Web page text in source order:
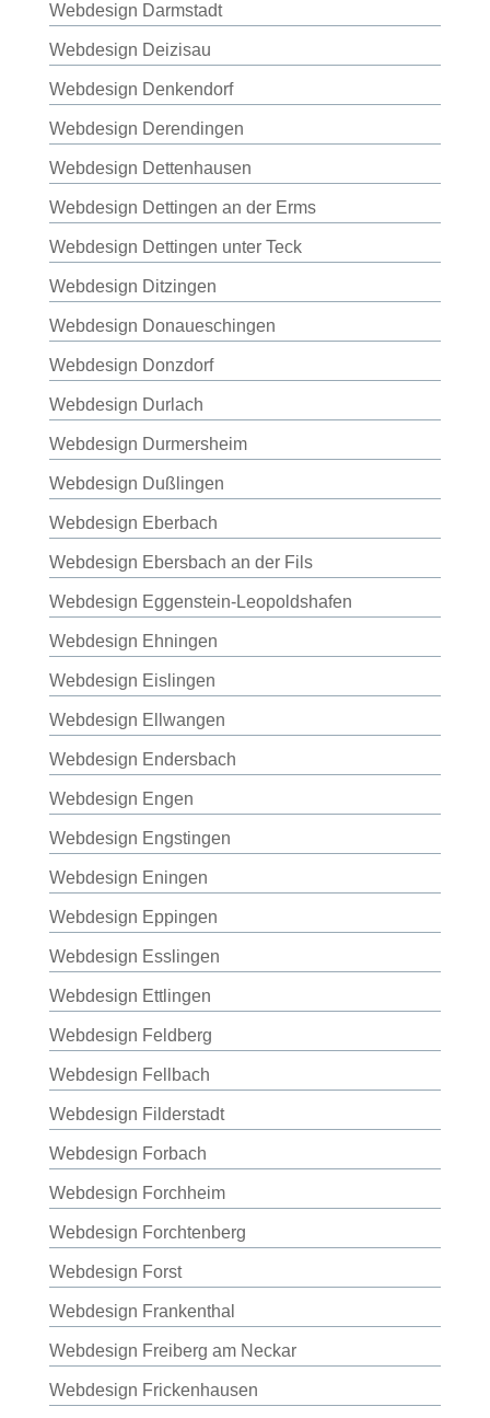
Webdesign Darmstadt
Webdesign Deizisau
Webdesign Denkendorf
Webdesign Derendingen
Webdesign Dettenhausen
Webdesign Dettingen an der Erms
Webdesign Dettingen unter Teck
Webdesign Ditzingen
Webdesign Donaueschingen
Webdesign Donzdorf
Webdesign Durlach
Webdesign Durmersheim
Webdesign Dußlingen
Webdesign Eberbach
Webdesign Ebersbach an der Fils
Webdesign Eggenstein-Leopoldshafen
Webdesign Ehningen
Webdesign Eislingen
Webdesign Ellwangen
Webdesign Endersbach
Webdesign Engen
Webdesign Engstingen
Webdesign Eningen
Webdesign Eppingen
Webdesign Esslingen
Webdesign Ettlingen
Webdesign Feldberg
Webdesign Fellbach
Webdesign Filderstadt
Webdesign Forbach
Webdesign Forchheim
Webdesign Forchtenberg
Webdesign Forst
Webdesign Frankenthal
Webdesign Freiberg am Neckar
Webdesign Frickenhausen